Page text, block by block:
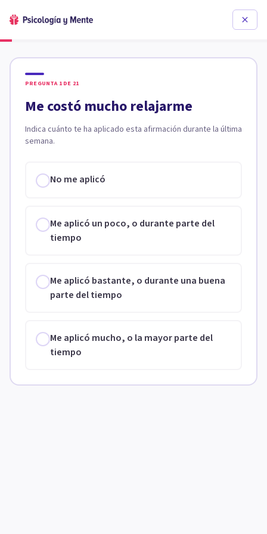
PREGUNTA 1 DE 21
Me costó mucho relajarme
Indica cuánto te ha aplicado esta afirmación durante la última
semana.
No me aplicó
Me aplicó un poco, o durante parte del
tiempo
Me aplicó bastante, o durante una buena
parte del tiempo
Me aplicó mucho, o la mayor parte del
tiempo